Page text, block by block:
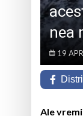
nea
19
Ale